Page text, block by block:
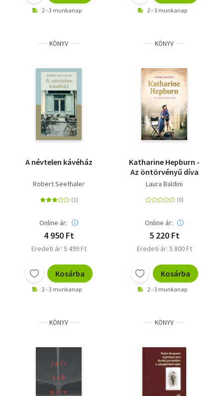
2 - 3 munkanap 2 - 3 munkanap
KÖNYV
A névtelen kávéház
Robert Seethaler
Online ár:
4 950 Ft
Eredeti ár: 5 499 Ft
Kosárba
2 - 3 munkanap
KÖNYV
Katharine Hepburn -
Az öntörvényű díva
Laura Baldini
Online ár:
5 220 Ft
Eredeti ár: 5 800 Ft
Kosárba
2 - 3 munkanap
KÖNYV KÖNYV